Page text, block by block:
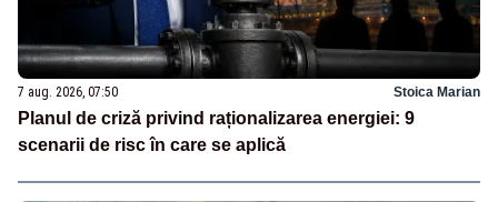
7 aug. 2026, 07:50 Stoica Marian
Planul de criză privind raționalizarea energiei: 9
scenarii de risc în care se aplică